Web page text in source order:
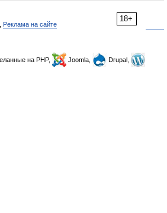
18+
Реклама на сайте
на PHP, Joomla,
Drupal,